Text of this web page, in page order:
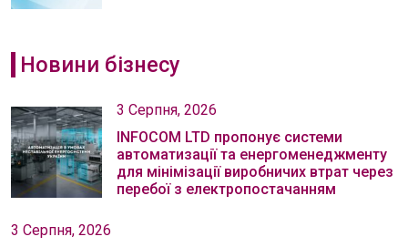
Новини бізнесу
3 Серпня, 2026
INFOCOM LTD пропонує системи
автоматизації та енергоменеджменту
для мінімізації виробничих втрат через
перебої з електропостачанням
3 Серпня, 2026